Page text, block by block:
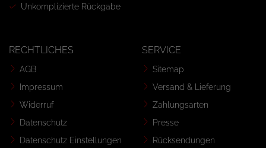
Unkomplizierte Rückgabe
RECHTLICHES
AGB
Impressum
Widerruf
Datenschutz
Datenschutz Einstellungen
SERVICE
Sitemap
Versand & Lieferung
Zahlungsarten
Presse
Rücksendungen